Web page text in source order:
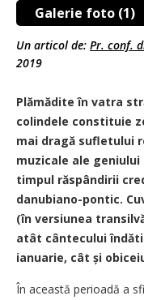
Galerie foto (1)
Un articol de: Pr. conf.
2019
Plămădite în vatra
colindele constituie
mai dragă sufletului
muzicale ale
timpul răspândirii
danubiano-pontic.
(în versiunea
atât cântecului
ianuarie, cât și
În această perioadă a